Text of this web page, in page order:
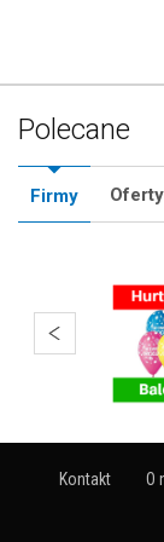
Polecane
Firmy
Kontakt O